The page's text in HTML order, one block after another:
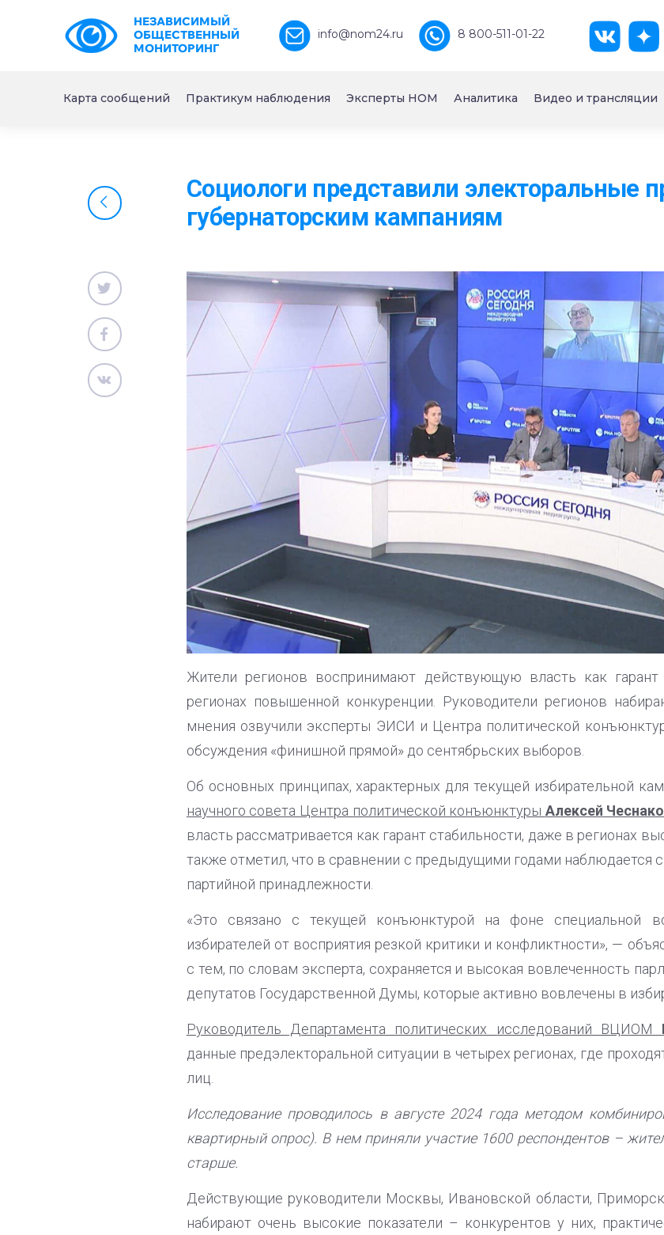
НЕЗАВИСИМЫЙ
ОБЩЕСТВЕННЫЙ
МОНИТОРИНГ
info@nom24.ru 8 800-511-01-22
Карта сообщений Практикум наблюдения Эксперты НОМ Аналитика Видео и трансляции
Социологи представили электоральные
губернаторским кампаниям
Жители регионов воспринимают действующую власть как
регионах повышенной конкуренции. Руководители регионов
мнения озвучили эксперты ЭИСИ и Центра политической
обсуждения «финишной прямой» до сентябрьских выборов.
Об основных принципах, характерных для текущей избирательной
научного совета Центра политической конъюнктуры Алексей
власть рассматривается как гарант стабильности, даже в регионах
также отметил, что в сравнении с предыдущими годами наблюдается
партийной принадлежности.
«Это связано с текущей конъюнктурой на фоне специальной
избирателей от восприятия резкой критики и конфликтности», —
с тем, по словам эксперта, сохраняется и высокая вовлеченность
депутатов Государственной Думы, которые активно вовлечены в
Руководитель Департамента политических исследований ВЦИОМ
данные предэлекторальной ситуации в четырех регионах, где
лиц.
Исследование проводилось в августе 2024 года методом
квартирный опрос). В нем приняли участие 1600 респондентов –
старше.
Действующие руководители Москвы, Ивановской области,
набирают очень высокие показатели – конкурентов у них,